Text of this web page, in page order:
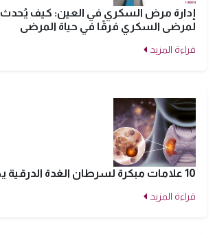
إدارة مرض السكري في العين: كيف يُحدث
لمرضى السكري فرقًا في حياة المرضى
قراءة المزيد
10 علامات مبكرة لسرطان الغدة الدرقية يجب ألا تتجاهلها
قراءة المزيد